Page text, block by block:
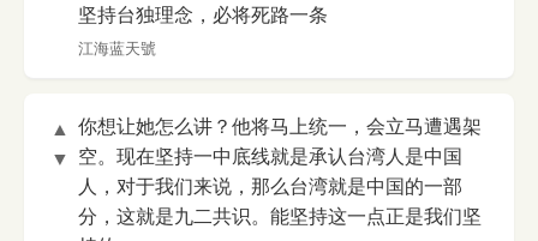
坚持台独理念，必将死路一条
江海蓝天號
▲
▼
你想让她怎么讲？他将马上统一，会立马遭遇架
空。现在坚持一中底线就是承认台湾人是中国
人，对于我们来说，那么台湾就是中国的一部
分，这就是九二共识。能坚持这一点正是我们坚